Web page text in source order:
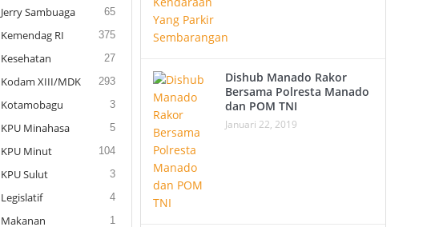
Jerry Sambuaga 65
Kemendag RI 375
Kesehatan 27
Kodam XIII/MDK 293
Kotamobagu 3
KPU Minahasa 5
KPU Minut 104
KPU Sulut 3
Legislatif 4
Makanan 1
Dishub Manado Rakor
Bersama Polresta Manado
dan POM TNI
Januari 22, 2019